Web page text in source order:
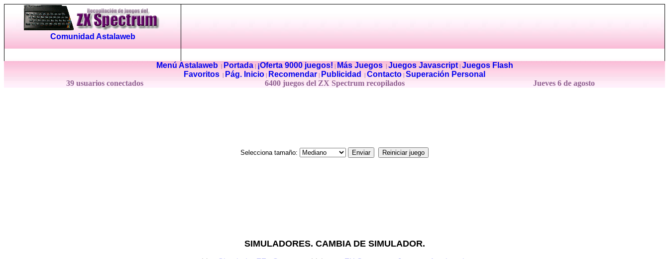
Comunidad Astalaweb
Menú Astalaweb| Portada| ¡Oferta 9000 juegos! Más Juegos| Juegos Javascript| Juegos Flash
Favoritos
Pág. Inicio Recomendar Publicidad Contacto Superación Personal
39 usuarios conectados
6400 juegos del ZX Spectrum recopilados Jueves 6 de agosto
Selecciona tamaño:
SIMULADORES. CAMBIA DE SIMULADOR.